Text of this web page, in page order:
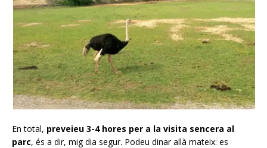
En total, preveieu 3-4 hores per a la visita sencera al
parc, és a dir, mig dia segur. Podeu dinar allà mateix: es